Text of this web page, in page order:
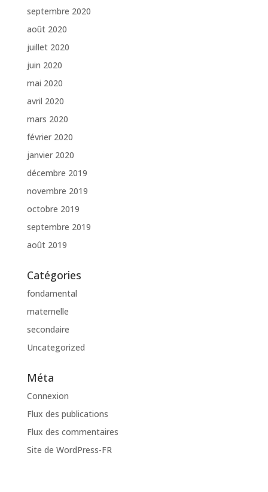
septembre 2020
août 2020
juillet 2020
juin 2020
mai 2020
avril 2020
mars 2020
février 2020
janvier 2020
décembre 2019
novembre 2019
octobre 2019
septembre 2019
août 2019
Catégories
fondamental
maternelle
secondaire
Uncategorized
Méta
Connexion
Flux des publications
Flux des commentaires
Site de WordPress-FR